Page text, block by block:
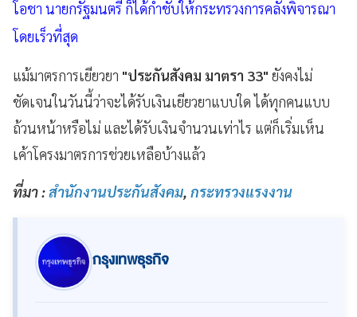
โอชา นายกรัฐมนตรี ก็ได้กำชับให้กระทรวงการคลังพิจารณา
โดยเร็วที่สุด
แม้มาตรการเยียวยา "ประกันสังคม มาตรา 33" ยังคงไม่
ชัดเจนในวันนี้ว่าจะได้รับเงินเยียวยาแบบใด ได้ทุกคนแบบ
ถ้วนหน้าหรือไม่ และได้รับเงินจำนวนเท่าไร แต่ก็เริ่มเห็น
เค้าโครงมาตรการช่วยเหลือบ้างแล้ว
ที่มา :สำนักงานประกันสังคม, กระทรวงแรงงาน
กรุงเทพธุรกิจ